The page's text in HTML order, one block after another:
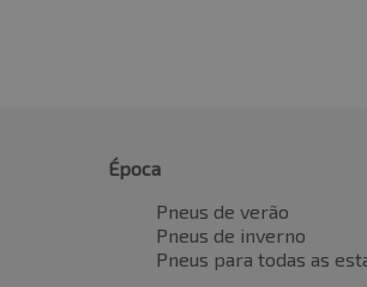
Época
Pneus de verão
Pneus de inverno
Pneus para todas as